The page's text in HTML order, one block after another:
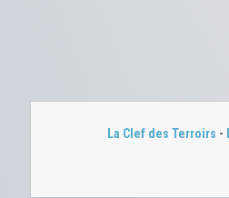
La Clef des Terroirs -